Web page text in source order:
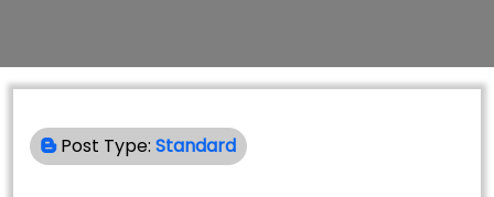
Post Type: Standard